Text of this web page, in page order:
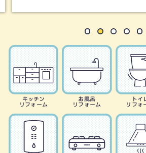
キッチン
リフォーム
お風呂
リフォーム
トイ
リフォ